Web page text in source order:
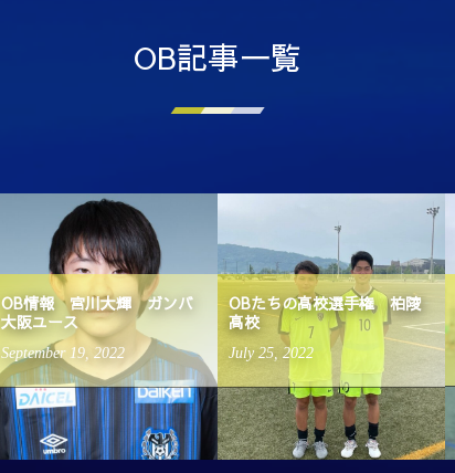
OB記事一覧
OB情報 宮川大輝 ガンバ
大阪ユース
September 19, 2022
OBたちの高校選手権 柏陵
高校
July 25, 2022